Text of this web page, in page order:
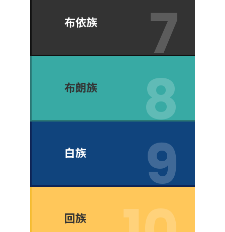
布依族
布朗族
白族
回族